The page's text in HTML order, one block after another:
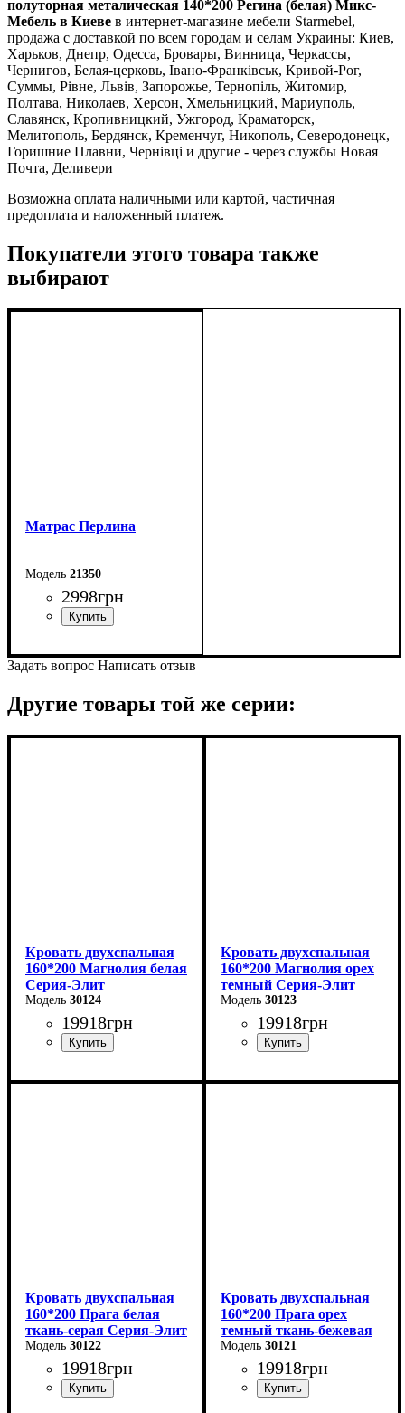
полуторная металическая 140*200 Регина (белая) Микс-
Мебель в Киеве в интернет-магазине мебели Starmebel,
продажа с доставкой по всем городам и селам Украины: Киев,
Харьков, Днепр, Одесса, Бровары, Винница, Черкассы,
Чернигов, Белая-церковь, Івано-Франківськ, Кривой-Рог,
Суммы, Рівне, Львів, Запорожье, Тернопіль, Житомир,
Полтава, Николаев, Херсон, Хмельницкий, Мариуполь,
Славянск, Кропивницкий, Ужгород, Краматорск,
Мелитополь, Бердянск, Кременчуг, Никополь, Северодонецк,
Горишние Плавни, Чернівці и другие - через службы Новая
Почта, Деливери
Возможна оплата наличными или картой, частичная
предоплата и наложенный платеж.
Покупатели этого товара также
выбирают
Матраc Перлина
21350
2998грн
Задать вопрос Написать отзыв
Другие товары той же серии:
Кровать двухспальная
160*200 Магнолия белая
Серия-Элит
30124
19918грн
Ширина: 168 см
Кровать двухспальная
160*200 Магнолия орех
темный Серия-Элит
30123
19918грн
Ширина: 168 см
Кровать двухспальная
160*200 Прага белая
ткань-серая Серия-Элит
30122
19918грн
Кровать двухспальная
160*200 Прага орех
темный ткань-бежевая
Серия-Элит
30121
19918грн